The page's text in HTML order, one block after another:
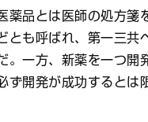
品とは医師の処方箋
とも呼ばれ、第一三共
。一方、新薬を一つ
ず開発が成功するとは